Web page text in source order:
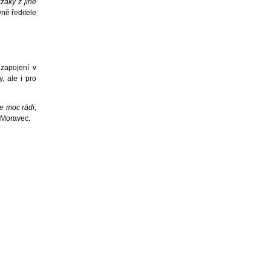
z jiné
ředitele
v
ale i pro
moc rádi,